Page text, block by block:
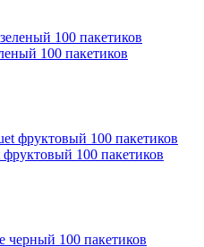
100 пакетиков
100 пакетиков